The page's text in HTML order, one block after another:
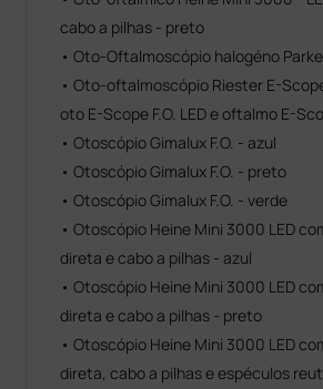
cabo a pilhas - preto
• Oto-Oftalmoscópio halogéno
• Oto-oftalmoscópio Riester E-
oto E-Scope F.O. LED e oftalmo E-
• Otoscópio Gimalux F.O. - azul
• Otoscópio Gimalux F.O. - preto
• Otoscópio Gimalux F.O. - verde
• Otoscópio Heine Mini 3000 LED
direta e cabo a pilhas - azul
• Otoscópio Heine Mini 3000 LED
direta e cabo a pilhas - preto
• Otoscópio Heine Mini 3000 LED
direta, cabo a pilhas e espéculos